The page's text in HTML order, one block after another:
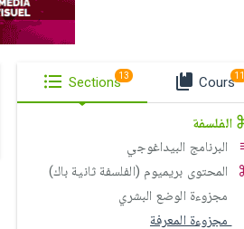
Sections13 Cours11
الفلسفة
البرنامج البيداغوجي
المحتوى بريميوم (الفلسفة ثانية باك)
مجزوءة الوضع البشري
مجزوءة المعرفة